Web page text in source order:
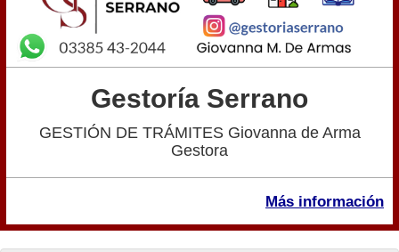
Gestoría Serrano
GESTIÓN DE TRÁMITES Giovanna de Arma
Gestora
Más información